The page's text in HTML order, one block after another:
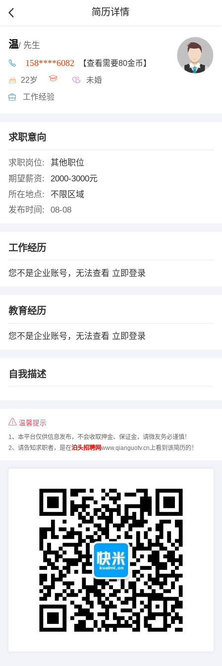
简历详情
温/ 先生
158****6082 【查看需要80金币】
22岁 未婚
工作经验
求职意向
求职岗位:
其他职位
期望薪资:
2000-3000元
所在地点:
不限区域
发布时间:
08-08
工作经历
您不是企业账号，无法查看 立即登录
教育经历
您不是企业账号，无法查看 立即登录
自我描述
温馨提示
1、本平台仅供信息发布，不会收取押金、保证金，请微友务必谨慎！
2、请告知求职者，是在泊头招聘网www.qianguotv.cn上看到该简历的！